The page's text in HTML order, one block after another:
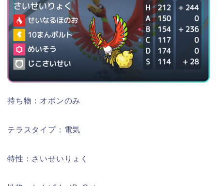
持ち物：オボンのみ
テラスタイプ：電気
特性：さいせいりょく